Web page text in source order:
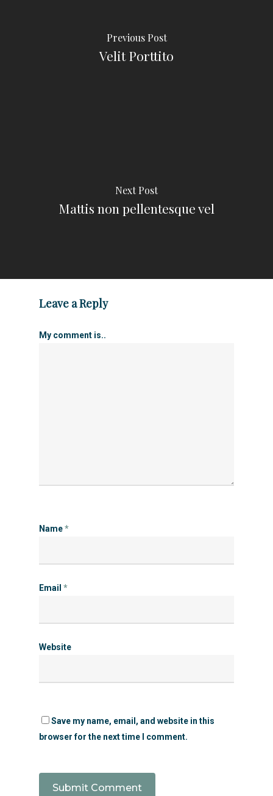
Previous Post
Velit Porttito
Next Post
Mattis non pellentesque vel
Leave a Reply
My comment is..
Name*
Email *
Website
Save my name, email, and website in this
browser for the next time I comment.